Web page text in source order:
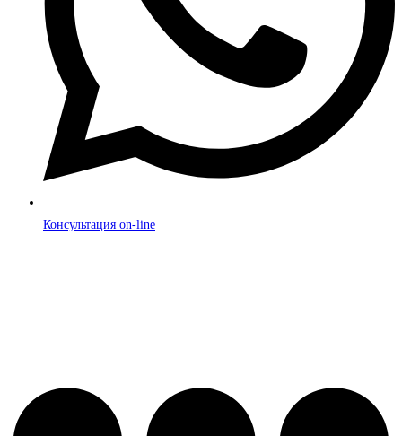
Консультация on-line